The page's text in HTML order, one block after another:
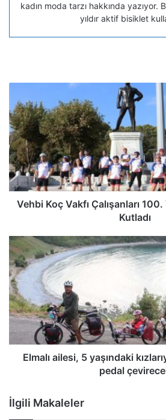
kadın moda tarzı hakkında yazıyor.
yıldır aktif bisiklet
Vehbi Koç Vakfı Çalışanları 100.
Kutladı
Elmalı ailesi, 5 yaşındaki
pedal
İlgili Makaleler